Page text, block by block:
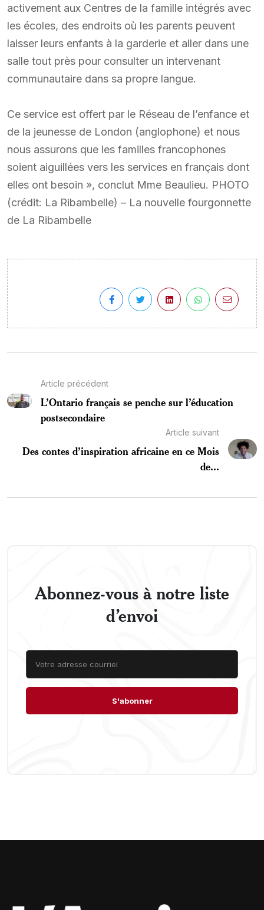
activement aux Centres de la famille intégrés avec
les écoles, des endroits où les parents peuvent
laisser leurs enfants à la garderie et aller dans une
salle tout près pour consulter un intervenant
communautaire dans sa propre langue.
Ce service est offert par le Réseau de l’enfance et
de la jeunesse de London (anglophone) et nous
nous assurons que les familles francophones
soient aiguillées vers les services en français dont
elles ont besoin », conclut Mme Beaulieu. PHOTO
(crédit: La Ribambelle) – La nouvelle fourgonnette
de La Ribambelle
Article précédent
L’Ontario français se penche sur l’éducation
postsecondaire
Article suivant
Des contes d’inspiration africaine en ce Mois
de...
Abonnez-vous à notre liste
d’envoi